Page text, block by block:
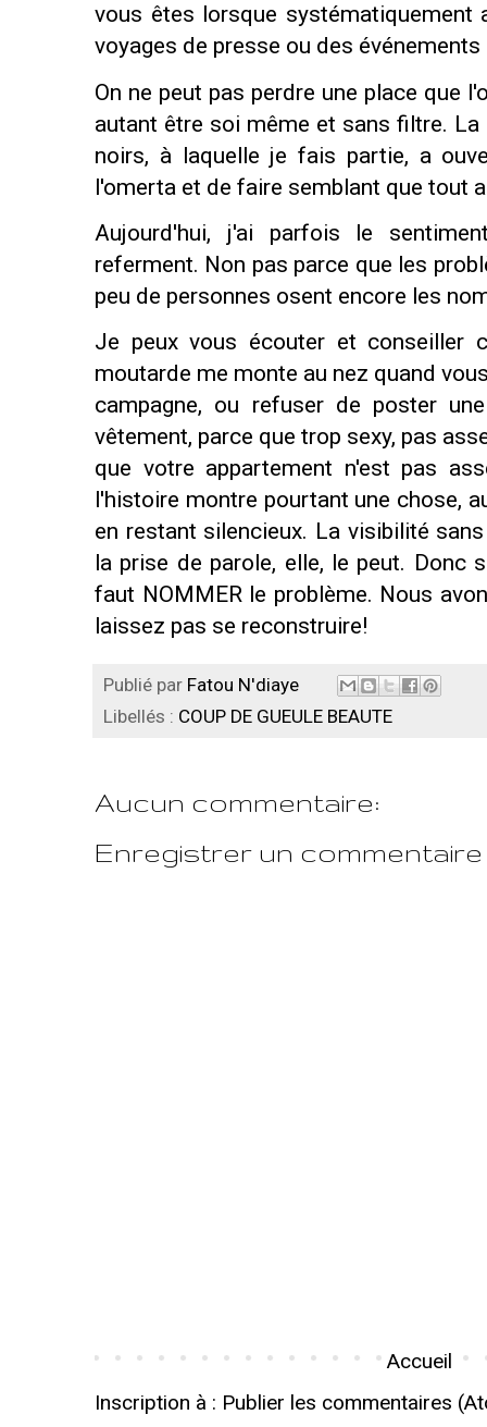
vous êtes lorsque systématiquement
voyages de presse ou des
On ne peut pas perdre une place que
autant être soi même et sans filtre.
noirs, à laquelle je fais partie, a
l'omerta et de faire semblant que tout
Aujourd'hui, j'ai parfois le
referment. Non pas parce que les
peu de personnes osent encore les
Je peux vous écouter et conseiller
moutarde me monte au nez quand
campagne, ou refuser de poster
vêtement, parce que trop sexy, pas
que votre appartement n'est pas
l'histoire montre pourtant une chose,
en restant silencieux. La visibilité
la prise de parole, elle, le peut. Donc
faut NOMMER le problème. Nous
laissez pas se reconstruire!
Publié par Fatou N'diaye
Libellés : COUP DE GUEULE BEAUTE
Aucun commentaire:
Enregistrer un commentaire
Accueil
Inscription à : Publier les commentaires